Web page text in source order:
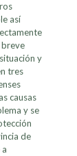
así
breve
y
tres
causas
y se
de